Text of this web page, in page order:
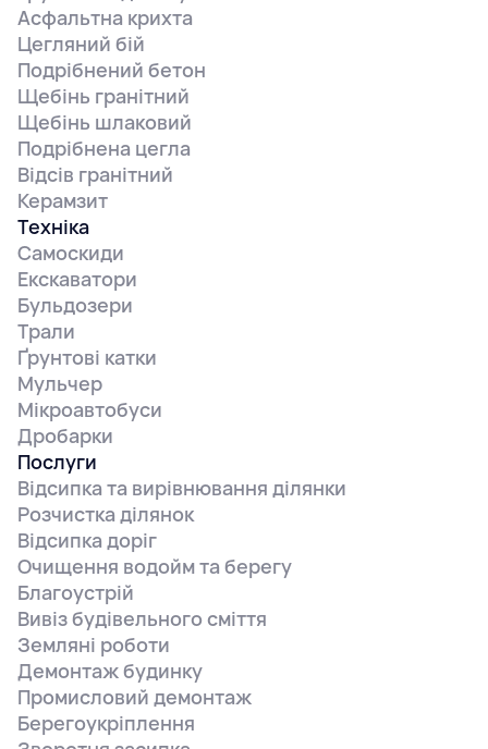
Асфальтна крихта
Цегляний бій
Подрібнений бетон
Щебінь гранітний
Щебінь шлаковий
Подрібнена цегла
Відсів гранітний
Керамзит
Техніка
Самоскиди
Екскаватори
Бульдозери
Трали
Ґрунтові катки
Мульчер
Мікроавтобуси
Дробарки
Послуги
Відсипка та вирівнювання ділянки
Розчистка ділянок
Відсипка доріг
Очищення водойм та берегу
Благоустрій
Вивіз будівельного сміття
Земляні роботи
Демонтаж будинку
Промисловий демонтаж
Берегоукріплення